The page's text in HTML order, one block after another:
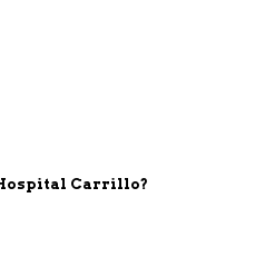
Carrillo?